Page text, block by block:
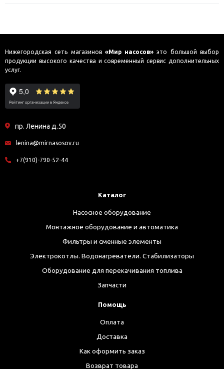
Нижегородская сеть магазинов «Мир насосов» это большой выбор
продукции высокого качества и современный сервис дополнительных
услуг.
пр. Ленина д.50
lenina@mirnasosov.ru
+7(910)-790-52-44
Каталог
Насосное оборудование
Монтажное оборудование и автоматика
Фильтры и сменные элементы
Электрокотлы. Водонагреватели. Стабилизаторы
Оборудование для перекачивания топлива
Запчасти
Помощь
Оплата
Доставка
Как оформить заказ
Возврат товара